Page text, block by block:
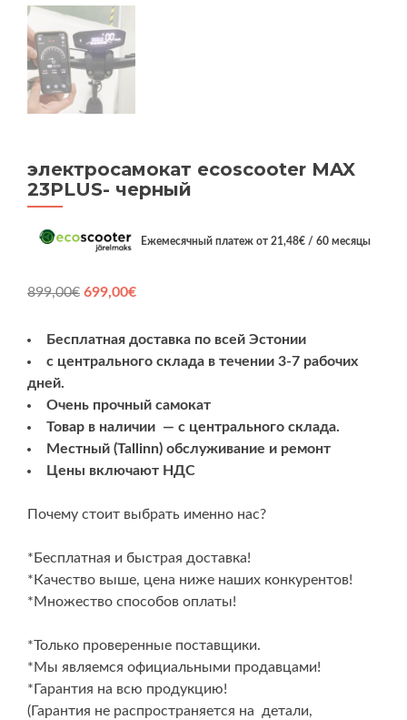
электросамокат ecoscooter MAX
23PLUS- черный
Eжемесячный платеж от 21,48€/ 60 месяцы
899,00€ Первоначальная
899,00€.
699,00€Текущая
Бесплатная доставка по всей Эстонии
c центрального склада в течении 3-7 рабочих
дней.
Oчень прочный cамокат
Товар в наличии — c центрального склада.
Mестный (Tallinn) обслуживание и ремонт
Цены включают НДС
Почему стоит выбрать именно нас?
*Бесплатная и быстрая доставка!
* Качество выше, цена ниже наших конкурентов!
*Множество способов оплаты!
*Только проверенные поставщики.
*Мы являемся официальными продавцами!
* Гарантия на всю продукцию!
(Гарантия не распространяется на детали,